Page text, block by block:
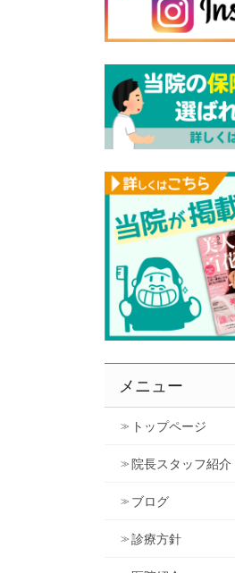
メニュー
トップページ
院長スタッフ紹介
ブログ
診療方針